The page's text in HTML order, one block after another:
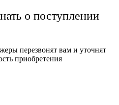
о поступлении
перезвонят вам и уточнят
приобретения